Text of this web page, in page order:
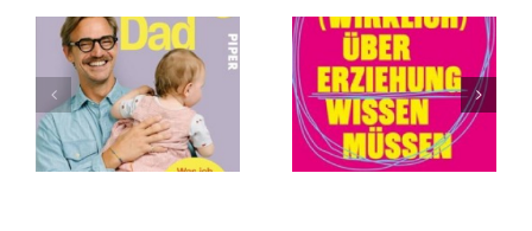
Was Sie (wirklich)
über Erziehung
wissen müssen
von Tillman
Prüfer
Die Abschaffung
des Todes von
Andreas
Eschbach